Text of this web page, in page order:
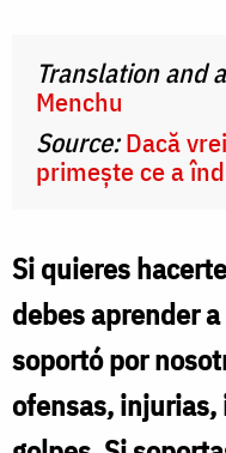
Translation and
Menchu
Source:Dacă
primește ce a
Si quieres
debes aprender
soportó por
ofensas,